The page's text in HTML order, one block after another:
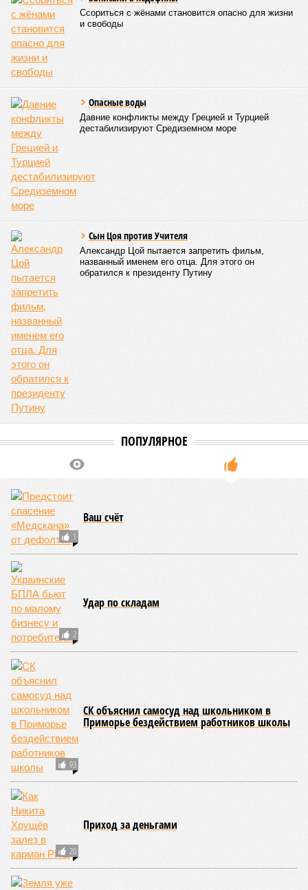
Ссориться с жёнами становится опасно для жизни
и свободы
Опасные воды
Давние конфликты между Грецией и Турцией
дестабилизируют Средиземном море
Сын Цоя против Учителя
Александр Цой пытается запретить фильм,
названный именем его отца. Для этого он
обратился к президенту Путину
ПОПУЛЯРНОЕ
1
Ваш счёт
2
Удар по складам
93
СК объяснил самосуд над школьником в
Приморье бездействием работников школы
20
Приход за деньгами